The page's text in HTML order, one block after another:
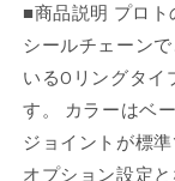
バ
ー
106L
XLR200R
の
数
■商品説明 プロ
シールチェーン
いるOリングタ
す。 カラーはベ
ジョイントが標
オプション設定